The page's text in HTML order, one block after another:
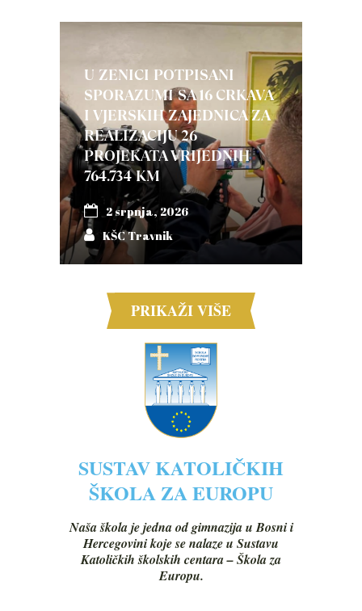
U ZENICI POTPISANI
SPORAZUMI SA 16 CRKAVA
I VJERSKIH ZAJEDNICA ZA
REALIZACIJU 26
PROJEKATA VRIJEDNIH
764.734 KM
2 srpnja, 2026
KŠC Travnik
PRIKAŽI VIŠE
SUSTAV KATOLIČKIH
ŠKOLA ZA EUROPU
Naša škola je jedna od gimnazija u Bosni i
Hercegovini koje se nalaze u Sustavu
Katoličkih školskih centara – Škola za
Europu.